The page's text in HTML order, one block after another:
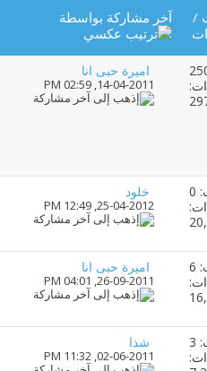
/
آخر مشاركة بواسطة
اميرة حبى انا
14-04-2011,
02:59 PM
خلود
25-04-2012,
12:49 PM
اميرة حبى انا
26-09-2011,
04:01 PM
شذا
02-06-2011,
11:32 PM